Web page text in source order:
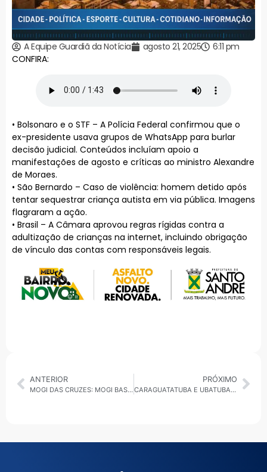
A Equipe Guardiã da Notícia agosto 21, 2025
6:11 pm
CONFIRA:
• Bolsonaro e o STF – A Polícia Federal confirmou que o
ex-presidente usava grupos de WhatsApp para burlar
decisão judicial. Conteúdos incluíam apoio a
manifestações de agosto e críticas ao ministro Alexandre
de Moraes.
• São Bernardo – Caso de violência: homem detido após
tentar sequestrar criança autista em via pública. Imagens
flagraram a ação.
• Brasil – A Câmara aprovou regras rígidas contra a
adultização de crianças na internet, incluindo obrigação
de vínculo das contas com responsáveis legais.
ANTERIOR
MOGI DAS CRUZES: MOGI BASQUETE VENCE O ATUAL LÍDER DO PAULISTA E ANOTA SEGUNDA VITÓRIA CONSECUTIVA
PRÓXIMO
CARAGUATATUBA E UBATUBA: PREFEITOS COBRAM AVANÇO NA DUPLICAÇÃO DA RODOVIA RIO-SANTOS